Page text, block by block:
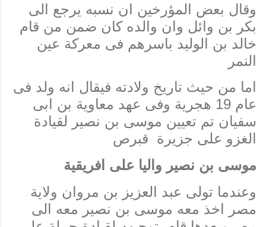
وقال بعض المؤرخين ان نسبه يرجع الى
بكر بن وائل وان والده كان ضمن من قام
خالد بن الوليد باسرهم فى معركة عين
النمر
اما من حيث تاريخ ولادته فيقال انه ولد فى
عام 19 هجرية وفى عهد معاوية بن ابى
سفيان تم تعيين موسى بن نصير لقيادة
الغزو على جزيرة قبرص
موسى بن نصير واليا على افريقية
وعندما تولى عبد العزيز بن مروان ولاية
مصر اخذ معه موسى بن نصير معه الى